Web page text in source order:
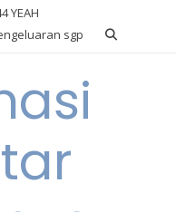
YEAH
sgp